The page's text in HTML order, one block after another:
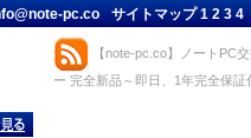
pc.co サイトマップ1234
【note-pc.co】ノートPC
ー 完全新品～即日、1年完全保証